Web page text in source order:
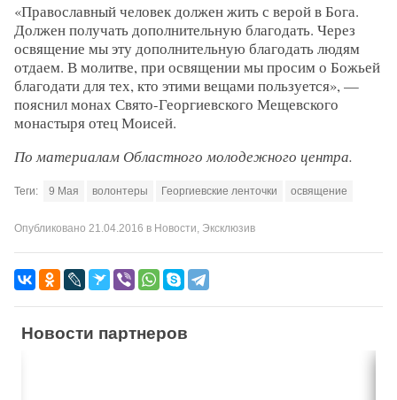
«Православный человек должен жить с верой в Бога.
Должен получать дополнительную благодать. Через
освящение мы эту дополнительную благодать людям
отдаем. В молитве, при освящении мы просим о Божьей
благодати для тех, кто этими вещами пользуется», —
пояснил монах Свято-Георгиевского Мещевского
монастыря отец Моисей.
По материалам Областного молодежного центра.
Теги: 9 Мая волонтеры Георгиевские ленточки освящение
Опубликовано 21.04.2016 в Новости Эксклюзив
Новости партнеров